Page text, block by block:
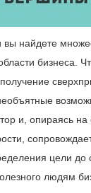
вы найдете
бизнеса.
и, опираясь на
цели
людям